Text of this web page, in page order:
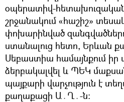
օպերատիվ-
շրջանակում «հաշիշ»
փոխարինված
ստանալուց հետո, Երևան
Սեբաստիա համայնքում
ձերբակալվել և ՊԵԿ
պայքարի վարչություն է
քաղաքացի Ա․Ղ․-ն: